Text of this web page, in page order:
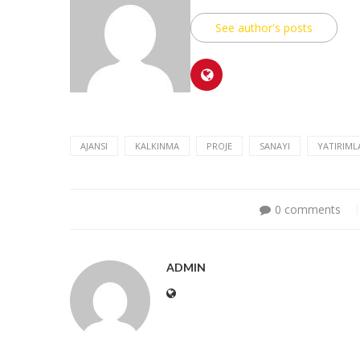
See author's posts
AJANSI KALKINMA PROJE SANAYI
0 comments
ADMIN